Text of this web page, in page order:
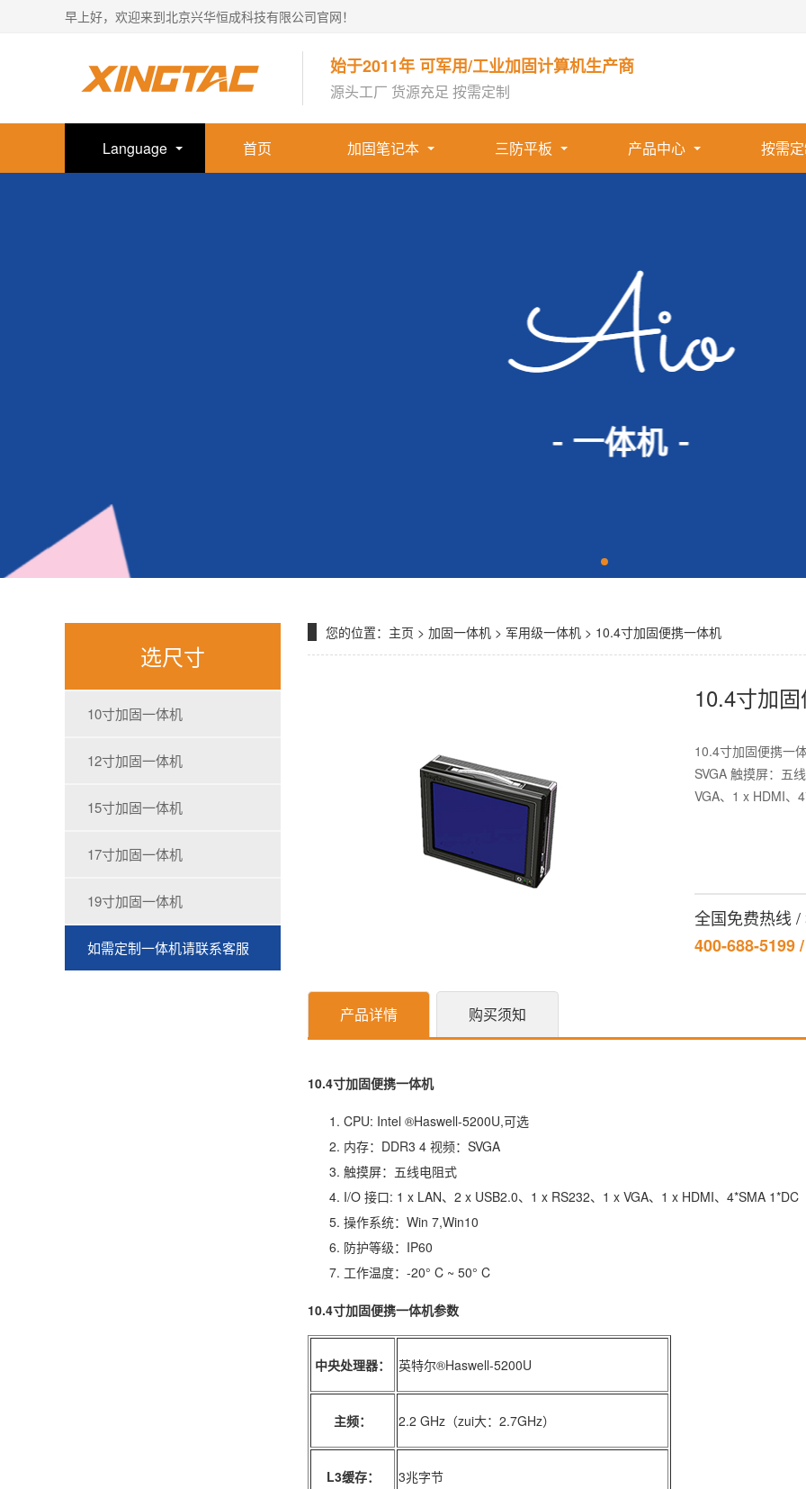
早上好，欢迎来到北京兴华恒成科技有限公司官网！
始于2011年 可军用/工业加固计算机生产商
源头工厂 货源充足 按需定制
Language 首页 加固笔记本 三防平板 产品中心 按需
选尺寸
10寸加固一体机
12寸加固一体机
15寸加固一体机
17寸加固一体机
19寸加固一体机
如需定制一体机请联系客服
您的位置： 主页 > 加固一体机 > 军用级一体机 > 10.4寸加固便携一体机
10.4寸加
10.4寸加固便携一
SVGA 触摸屏：五
VGA、1 x HDMI、
全国免费热线 /
400-688-5199
产品详情 购买须知
10.4寸加固便携一体机
CPU: Intel ®Haswell-5200U,可选
内存：DDR3 4 视频：SVGA
触摸屏：五线电阻式
I/O 接口: 1 x LAN、2 x USB2.0、1 x RS232、1 x VGA、1 x HDMI、4*SMA 1*DC
操作系统：Win 7,Win10
防护等级：IP60
工作温度：-20° C ~ 50° C
10.4寸加固便携一体机参数
中央处理器： 英特尔®Haswell-5200U
主频： 2.2 GHz（zui大：2.7GHz）
L3缓存： 3兆字节